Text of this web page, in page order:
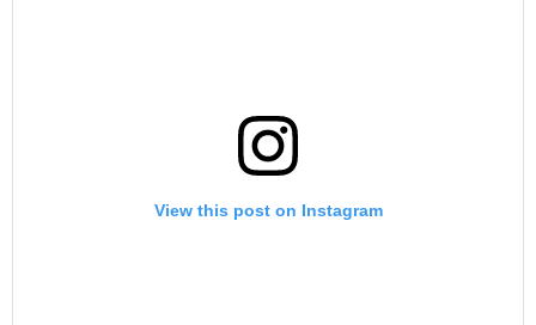
View this post on Instagram